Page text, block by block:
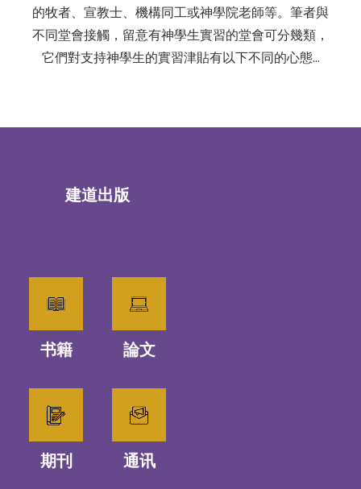
的牧者、宣教士、機構同工或神學院老師等。筆者與
不同堂會接觸，留意有神學生實習的堂會可分幾類，
它們對支持神學生的實習津貼有以下不同的心態…
建道出版
书籍 論文
期刊 通讯